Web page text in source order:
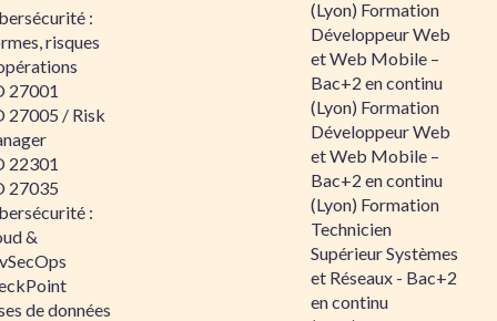
:
risques
27001
27005 / Risk
22301
27035
:
&
de données
(Lyon) Formation
Développeur Web
et Web Mobile –
Bac+2 en continu
(Lyon) Formation
Développeur Web
et Web Mobile –
Bac+2 en continu
(Lyon) Formation
Technicien
Supérieur Systèmes
et Réseaux - Bac+2
en continu